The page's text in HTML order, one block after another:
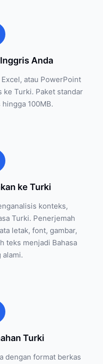
Anda
atau PowerPoint
ke Turki. Paket standar
100MB.
ke Turki
konteks,
Turki. Penerjemah
letak, font, gambar,
teks menjadi Bahasa
alami.
Turki
dengan format berkas